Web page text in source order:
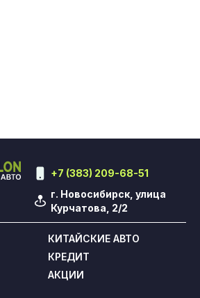
+7 (383) 209-68-51
г. Новосибирск, улица
Курчатова, 2/2
КИТАЙСКИЕ АВТО
КРЕДИТ
АКЦИИ